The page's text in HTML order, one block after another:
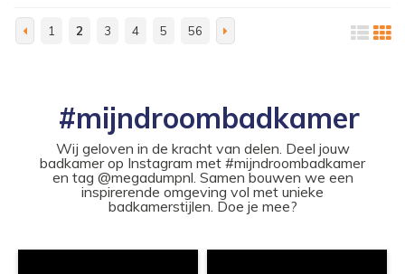
1 2 3 4 5 56
#mijndroombadkamer
Wij geloven in de kracht van delen. Deel jouw
badkamer op Instagram met #mijndroombadkamer
en tag @megadumpnl. Samen bouwen we een
inspirerende omgeving vol met unieke
badkamerstijlen. Doe je mee?